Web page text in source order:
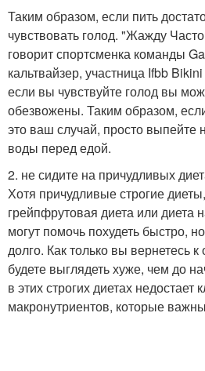
Таким образом, если пить
чувствовать голод. "Жажду
говорит спортсменка команды
кальтвайзер, участница Ifbb
если вы чувствуйте голод вы
обезвожены. Таким образом,
это ваш случай, просто выпейте
воды перед едой.
2. не сидите на причудливых
Хотя причудливые строгие
грейпфрутовая диета или диета
могут помочь похудеть быстро,
долго. Как только вы вернетесь
будете выглядеть хуже, чем до
в этих строгих диетах недостает
макронутриентов, которые